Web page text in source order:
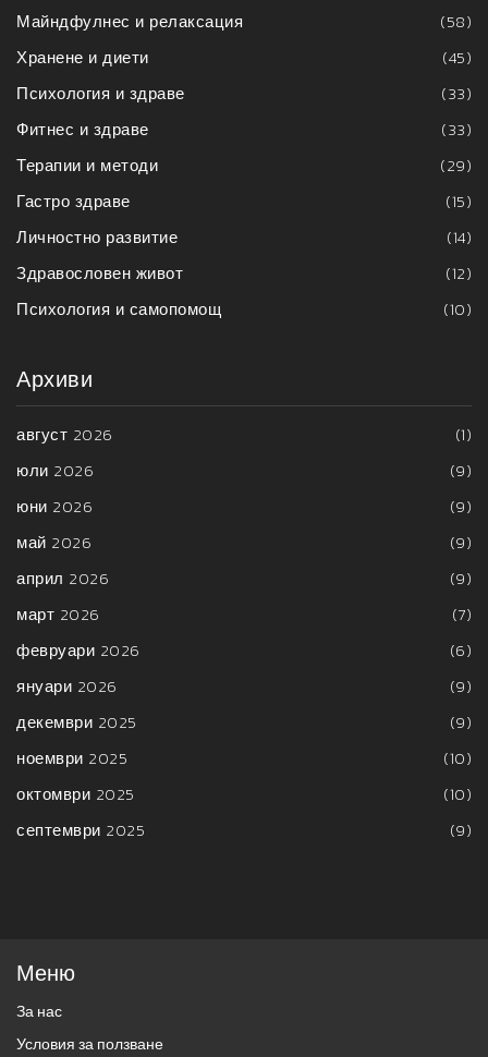
Майндфулнес и релаксация
(58)
Хранене и диети
(45)
Психология и здраве
(33)
Фитнес и здраве
(33)
Терапии и методи
(29)
Гастро здраве
(15)
Личностно развитие
(14)
Здравословен живот
(12)
Психология и самопомощ
(10)
Архиви
август 2026
(1)
юли 2026
(9)
юни 2026
(9)
май 2026
(9)
април 2026
(9)
март 2026
(7)
февруари 2026
(6)
януари 2026
(9)
декември 2025
(9)
ноември 2025
(10)
октомври 2025
(10)
септември 2025
(9)
Меню
За нас
Условия за ползване